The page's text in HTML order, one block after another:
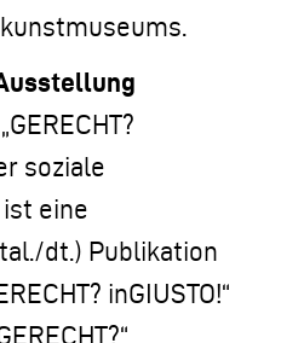
soziale
eine
dt.) Publikation
inGIUSTO!“